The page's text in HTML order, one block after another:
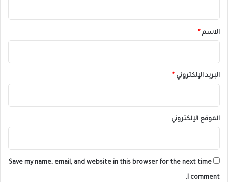
*
الاسم *
البريد الإلكتروني *
الموقع الإلكتروني
Save my name, email, and website in this browser for the next time
I comment.